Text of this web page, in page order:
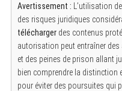
Avertissement : L’utilisation
des risques juridiques
téléchargerdes contenus
autorisation peut entraîner
et des peines de prison allant
bien comprendre la distinction
pour éviter des poursuites qui